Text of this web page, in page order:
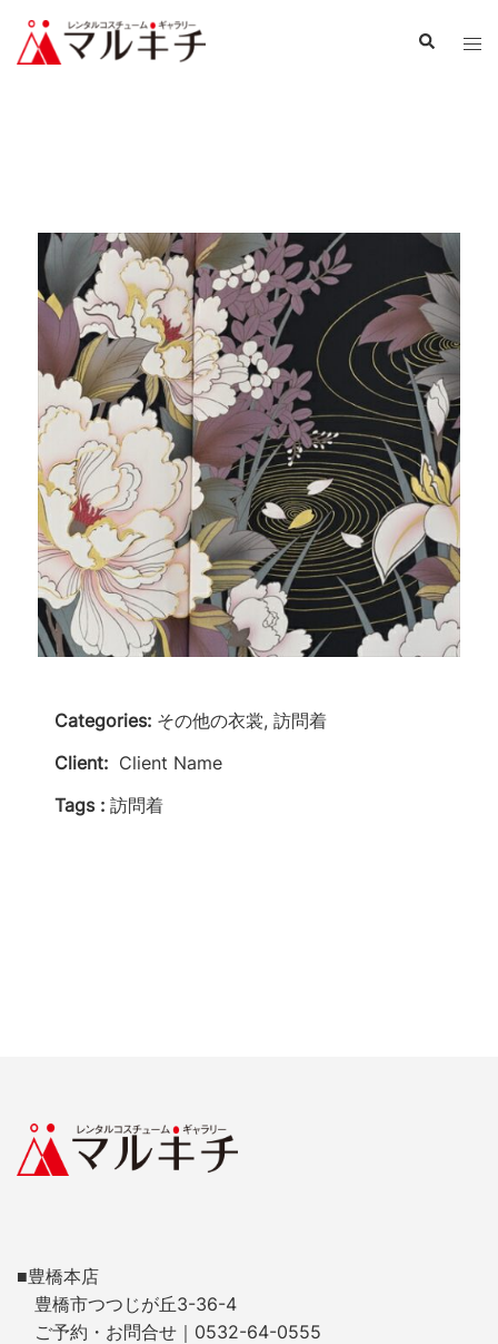
Categories: その他の衣裳, 訪問着
Client: Client Name
Tags : 訪問着
■豊橋本店
豊橋市つつじが丘3-36-4
ご予約・お問合せ｜0532-64-0555